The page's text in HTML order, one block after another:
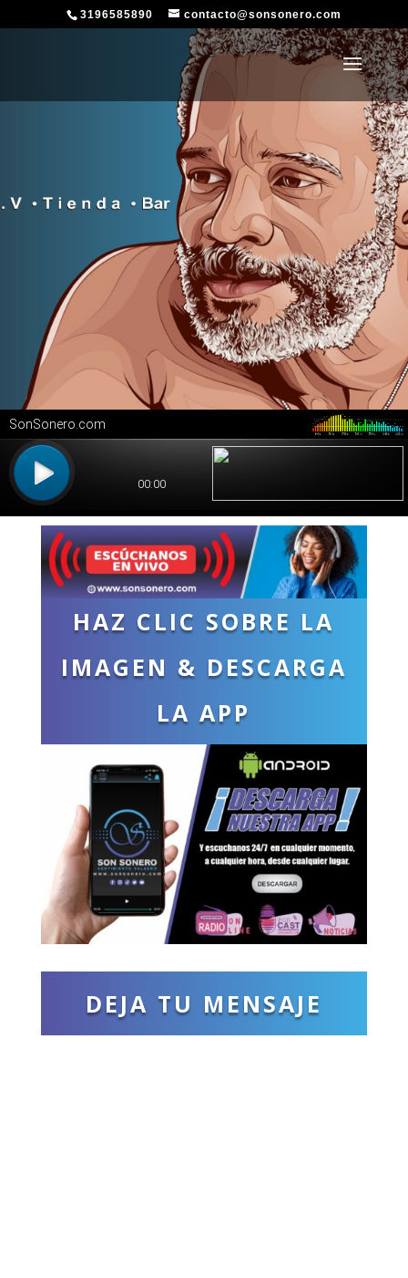
3196585890 contacto@sonsonero.com
HAZ CLIC SOBRE LA
IMAGEN & DESCARGA
LA APP
DEJA TU MENSAJE